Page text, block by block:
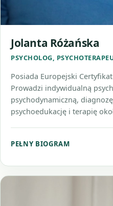
Jolanta Różańska
PSYCHOLOG,
Posiada Europejski
Prowadzi indywidualną
psychodynamiczną,
psychoedukację i terapię
PEŁNY BIOGRAM